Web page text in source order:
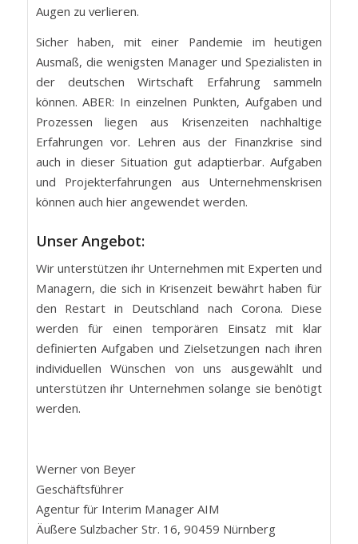
Augen zu verlieren.
Sicher haben, mit einer Pandemie im heutigen
Ausmaß, die wenigsten Manager und Spezialisten in
der deutschen Wirtschaft Erfahrung sammeln
können. ABER: In einzelnen Punkten, Aufgaben und
Prozessen liegen aus Krisenzeiten nachhaltige
Erfahrungen vor. Lehren aus der Finanzkrise sind
auch in dieser Situation gut adaptierbar. Aufgaben
und Projekterfahrungen aus Unternehmenskrisen
können auch hier angewendet werden.
Unser Angebot:
Wir unterstützen ihr Unternehmen mit Experten und
Managern, die sich in Krisenzeit bewährt haben für
den Restart in Deutschland nach Corona. Diese
werden für einen temporären Einsatz mit klar
definierten Aufgaben und Zielsetzungen nach ihren
individuellen Wünschen von uns ausgewählt und
unterstützen ihr Unternehmen solange sie benötigt
werden.
Werner von Beyer
Geschäftsführer
Agentur für Interim Manager AIM
Äußere Sulzbacher Str. 16, 90459 Nürnberg